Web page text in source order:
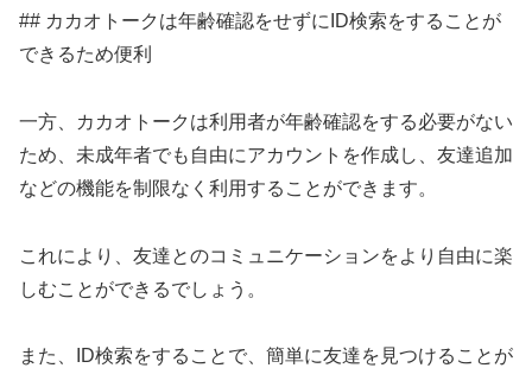
## カカオトークは年齢確認をせずにID検索をすることが
できるため便利
一方、カカオトークは利用者が年齢確認をする必要がない
ため、未成年者でも自由にアカウントを作成し、友達追加
などの機能を制限なく利用することができます。
これにより、友達とのコミュニケーションをより自由に楽
しむことができるでしょう。
また、ID検索をすることで、簡単に友達を見つけることが